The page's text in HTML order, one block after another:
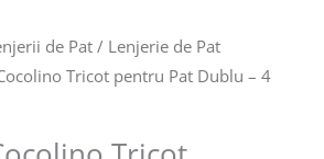
de Pat / Lenjerie de Pat
Tricot pentru Pat Dublu – 4
199,00lei.